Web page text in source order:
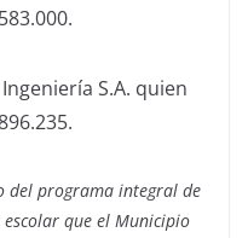
S.A. quien
del programa integral de
que el Municipio